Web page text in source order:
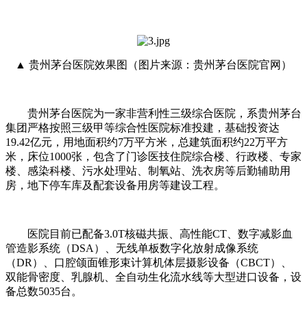
▲ 贵州茅台医院效果图（图片来源：贵州茅台医院官网）
贵州茅台医院为一家非营利性三级综合医院，系贵州茅台
集团严格按照三级甲等综合性医院标准投建，基础投资达
19.42亿元，用地面积约7万平方米，总建筑面积约22万平方
米，床位1000张，包含了门诊医技住院综合楼、行政楼、专家
楼、感染科楼、污水处理站、制氧站、洗衣房等后勤辅助用
房，地下停车库及配套设备用房等建设工程。
医院目前已配备3.0T核磁共振、高性能CT、数字减影血
管造影系统（DSA）、无线单板数字化放射成像系统
（DR）、口腔颌面锥形束计算机体层摄影设备（CBCT）、
双能骨密度、乳腺机、全自动生化流水线等大型进口设备，设
备总数5035台。